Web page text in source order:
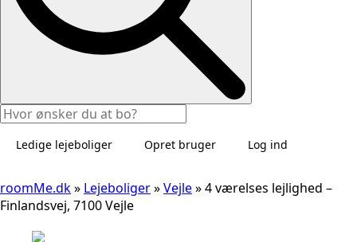
Ledige lejeboliger Opret bruger Log ind
roomMe.dk» Lejeboliger»Vejle»4 værelses lejlighed –
Finlandsvej, 7100 Vejle